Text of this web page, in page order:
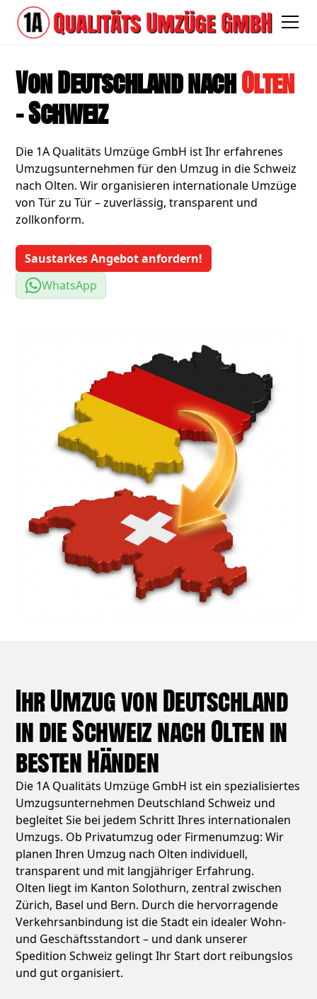
Von Deutschland nachOlten
- Schweiz
Die 1A Qualitäts Umzüge GmbH ist Ihr erfahrenes
Umzugsunternehmen für den Umzug in die Schweiz
nach Olten. Wir organisieren internationale Umzüge
von Tür zu Tür – zuverlässig, transparent und
zollkonform.
Saustarkes Angebot anfordern!
WhatsApp
Ihr Umzug von Deutschland
in die Schweiz nach Olten in
besten Händen
Die 1A Qualitäts Umzüge GmbH ist ein spezialisiertes
Umzugsunternehmen Deutschland Schweiz und
begleitet Sie bei jedem Schritt Ihres internationalen
Umzugs. Ob Privatumzug oder Firmenumzug: Wir
planen Ihren Umzug nach Olten individuell,
transparent und mit langjähriger Erfahrung.
Olten liegt im Kanton Solothurn, zentral zwischen
Zürich, Basel und Bern. Durch die hervorragende
Verkehrsanbindung ist die Stadt ein idealer Wohn-
und Geschäftsstandort – und dank unserer
Spedition Schweiz gelingt Ihr Start dort reibungslos
und gut organisiert.